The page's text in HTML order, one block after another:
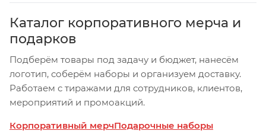
Каталог корпоративного мерча и
подарков
Подберём товары под задачу и бюджет, нанесём
логотип, соберём наборы и организуем доставку.
Работаем с тиражами для сотрудников, клиентов,
мероприятий и промоакций.
Корпоративный мерчПодарочные наборы